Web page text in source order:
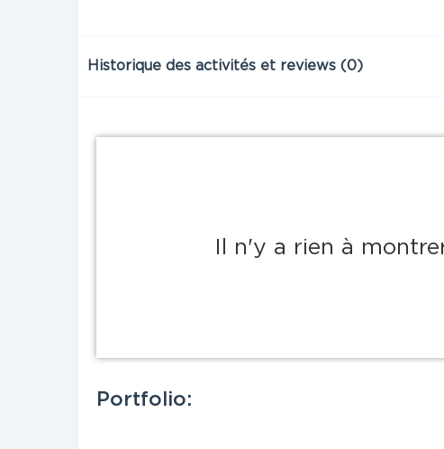
Historique des activités et reviews (0)
Il n'y a rien à
Portfolio: